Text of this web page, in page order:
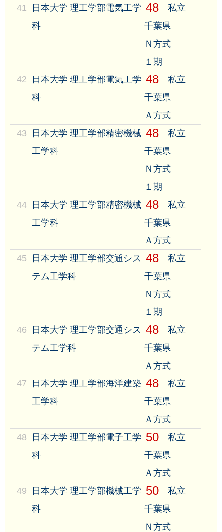
41
日本大学 理工学部電気工学
科
48
私立
千葉県
Ｎ方式
１期
42
日本大学 理工学部電気工学
科
48
私立
千葉県
Ａ方式
43
日本大学 理工学部精密機械
工学科
48
私立
千葉県
Ｎ方式
１期
44
日本大学 理工学部精密機械
工学科
48
私立
千葉県
Ａ方式
45
日本大学 理工学部交通シス
テム工学科
48
私立
千葉県
Ｎ方式
１期
46
日本大学 理工学部交通シス
テム工学科
48
私立
千葉県
Ａ方式
47
日本大学 理工学部海洋建築
工学科
48
私立
千葉県
Ａ方式
48
日本大学 理工学部電子工学
科
50
私立
千葉県
Ａ方式
49
日本大学 理工学部機械工学
科
50
私立
千葉県
Ｎ方式